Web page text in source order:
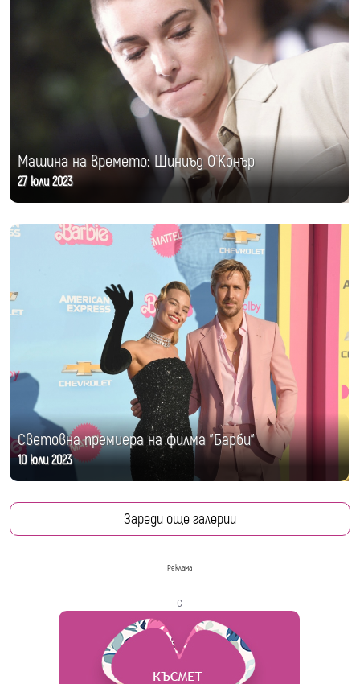
Машина на времето: Шиниъд О`Конър
27 юли 2023
Световна премиера на филма "Барби"
10 юли 2023
Зареди още галерии
Реклама
с